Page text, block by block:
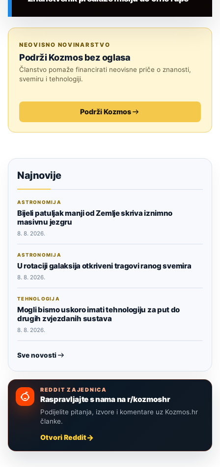
NEOVISNO NOVINARSTVO
Podrži Kozmos bez oglasa
Članstvo pomaže financirati neovisne priče o znanosti,
svemiru i tehnologiji.
Podrži Kozmos
Najnovije
ASTRONOMIJA
Bijeli patuljak manji od Zemlje skriva iznimno
masivnu jezgru
8. 8. 2026.
ASTRONOMIJA
U rotaciji galaksija otkriveni tragovi ranog svemira
8. 8. 2026.
TEHNOLOGIJA
Mogli bismo uskoro imati tehnologiju za put do
drugih zvjezdanih sustava
8. 8. 2026.
Sve novosti
REDDIT ZAJEDNICA
Raspravljajte s nama na r/kozmoshr
Podijelite pitanja, izvore i komentare uz Kozmos.hr
članke.
Otvori Reddit